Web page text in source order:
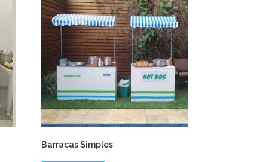
Barracas Simples